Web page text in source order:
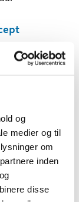
og
medier og til
om
inden
disse
svag
fra…